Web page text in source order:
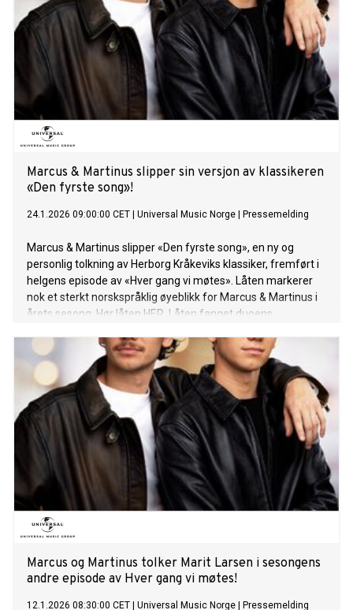
tror Synne likte den veldig godt, det kunne vi se. :) Det var et
veldig spesielt og fint øyeblikk for oss på Hver gang vi
møtes", sier Marcus & Martinus. Med på laget har de fått
med seg stjernen Isah som overraskelsesgjest. Nok en gang
markerer Marcus & Martinus et sterkt norskspråklig øyeblikk
i årets sesong. "Her vil e vær" er ute nå på alle
strømmetjenester. Mer om Hver gang vi møtes: Med årets
sesong av HGVM markerer de sitt tilbakevendende fokus på
Marcus & Martinus slipper sin versjon av klassikeren
«Den fyrste song»!
24.1.2026 09:00:00 CET Universal Music Norge Pressemelding
Marcus & Martinus slipper «Den fyrste song», en ny og
personlig tolkning av Herborg Kråkeviks klassiker, fremført i
helgens episode av «Hver gang vi møtes». Låten markerer
nok et sterkt norskspråklig øyeblikk for Marcus & Martinus i
årets sesong. Hør låten HER. Låten fanget duoens
følelse som gjorde valget enkelt. Med på laget har de fått
med seg ingen andre enn Katastrofe, kjent fra superhiten
«Elektrisk». Å få fremføre låten for Herborg Kråkevik selv ble
et høydepunkt for duoen: - "Hun lo og smilte mye, så vi tror
hun likte den. Det var veldig gøy å gjøre «Den fyrste song»
for henne, vi er veldig glade for den fine responsen fra
Herborg", sier Marcus og Martinus. Med årets sesong av
HGVM markerer de sitt tilbakevendende fokus på
norskspråklige låter. 8. mai 2026 inntar Marcus & Martinus
scenen på Unity Arena i Oslo med “The Room” - en unik one
night only konsertopplevelse som er en inngang i guttas
eget univers og starten på en he
Marcus og Martinus tolker Marit Larsen i sesongens
andre episode av Hver gang vi møtes!
12.1.2026 08:30:00 CET Universal Music Norge Pressemelding